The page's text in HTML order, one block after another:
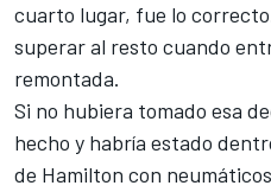
cuarto lugar, fue lo
superar al resto cuando
remontada.
Si no hubiera tomado esa
hecho y habría estado
de Hamilton con